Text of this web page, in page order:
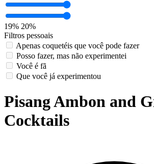
19% 20%
Filtros pessoais
Apenas coquetéis que você pode fazer
Posso fazer, mas não experimentei
Você é fã
Que você já experimentou
Pisang Ambon and
Cocktails